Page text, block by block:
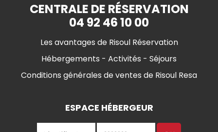
CENTRALE DE RÉSERVATION
04 92 46 10 00
Les avantages de Risoul Réservation
Hébergements - Activités - Séjours
Conditions générales de ventes de Risoul Resa
ESPACE HÉBERGEUR